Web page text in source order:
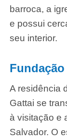
barroca, a
e possui
seu interior.
A residência
Gattai se
à visitação e
Salvador. O